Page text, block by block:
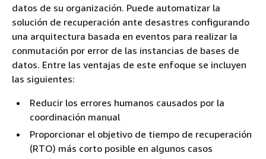
datos de su organización. Puede automatizar la
solución de recuperación ante desastres configurando
una arquitectura basada en eventos para realizar la
conmutación por error de las instancias de bases de
datos. Entre las ventajas de este enfoque se incluyen
las siguientes:
Reducir los errores humanos causados por la
coordinación manual
Proporcionar el objetivo de tiempo de recuperación
(RTO) más corto posible en algunos casos